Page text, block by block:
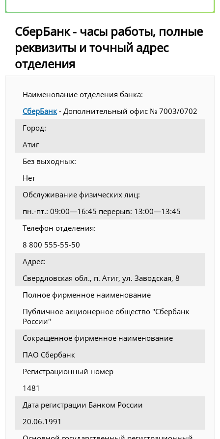
СберБанк - часы работы, полные
реквизиты и точный адрес
отделения
Наименование отделения банка:
СберБанк - Дополнительный офис № 7003/0702
Город:
Атиг
Без выходных:
Нет
Обслуживание физических лиц:
пн.-пт.: 09:00—16:45 перерыв: 13:00—13:45
Телефон отделения:
8 800 555-55-50
Адрес:
Свердловская обл., п. Атиг, ул. Заводская, 8
Полное фирменное наименование
Публичное акционерное общество "Сбербанк
России"
Сокращённое фирменное наименование
ПАО Сбербанк
Регистрационный номер
1481
Дата регистрации Банком России
20.06.1991